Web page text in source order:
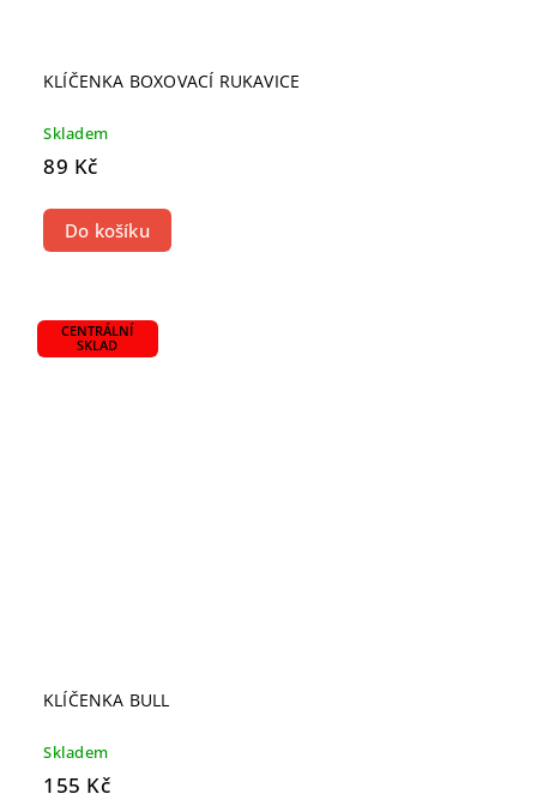
KLÍČENKA BOXOVACÍ RUKAVICE
Skladem
89 Kč
Do košíku
CENTRÁLNÍ
SKLAD
KLÍČENKA BULL
Skladem
155 Kč